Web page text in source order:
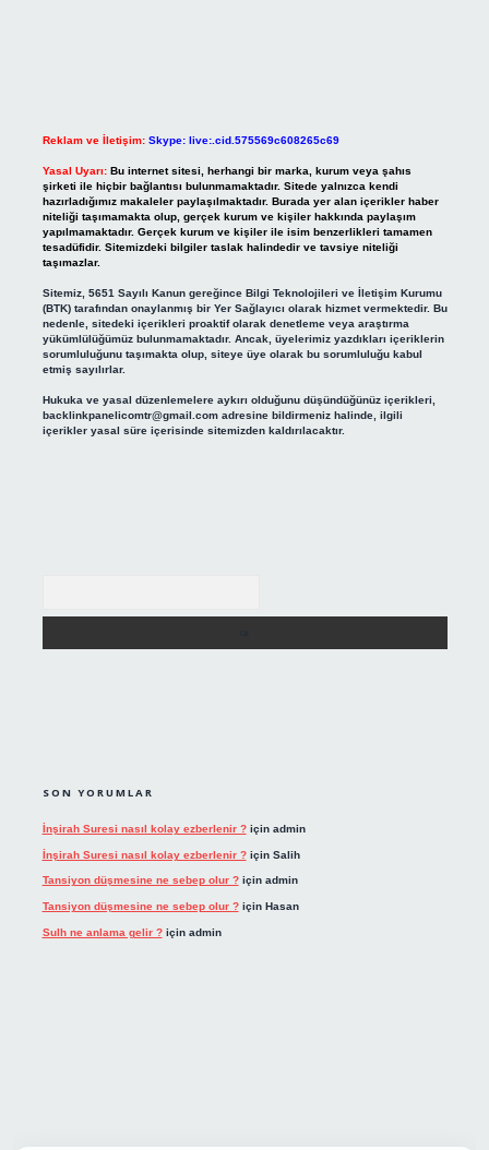
Reklam ve İletişim: Skype: live:.cid.575569c608265c69
Yasal Uyarı: Bu internet sitesi, herhangi bir marka, kurum veya şahıs
şirketi ile hiçbir bağlantısı bulunmamaktadır. Sitede yalnızca kendi
hazırladığımız makaleler paylaşılmaktadır. Burada yer alan içerikler haber
niteliği taşımamakta olup, gerçek kurum ve kişiler hakkında paylaşım
yapılmamaktadır. Gerçek kurum ve kişiler ile isim benzerlikleri tamamen
tesadüfidir. Sitemizdeki bilgiler taslak halindedir ve tavsiye niteliği
taşımazlar.
Sitemiz, 5651 Sayılı Kanun gereğince Bilgi Teknolojileri ve İletişim Kurumu
(BTK) tarafından onaylanmış bir Yer Sağlayıcı olarak hizmet vermektedir. Bu
nedenle, sitedeki içerikleri proaktif olarak denetleme veya araştırma
yükümlülüğümüz bulunmamaktadır. Ancak, üyelerimiz yazdıkları içeriklerin
sorumluluğunu taşımakta olup, siteye üye olarak bu sorumluluğu kabul
etmiş sayılırlar.
Hukuka ve yasal düzenlemelere aykırı olduğunu düşündüğünüz içerikleri,
backlinkpanelicomtr@gmail.comadresine bildirmeniz halinde, ilgili
içerikler yasal süre içerisinde sitemizden kaldırılacaktır.
SON YORUMLAR
İnşirah Suresi nasıl kolay ezberlenir ?için admin
İnşirah Suresi nasıl kolay ezberlenir ?için Salih
Tansiyon düşmesine ne sebep olur ?için admin
Tansiyon düşmesine ne sebep olur ?için Hasan
Sulh ne anlama gelir ?için admin